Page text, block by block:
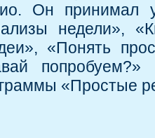
Он принимал
недели»,
«Понять
«Простые